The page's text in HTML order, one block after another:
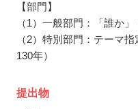
【部門】
（1）一般部門：「誰か
（2）特別部門：テーマ
130年）
提出物